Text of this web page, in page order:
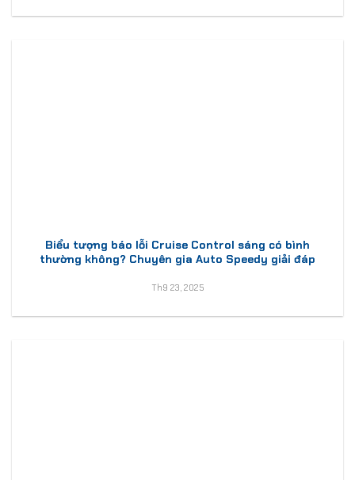
Biểu tượng báo lỗi Cruise Control sáng có bình
thường không? Chuyên gia Auto Speedy giải đáp
Th9 23, 2025